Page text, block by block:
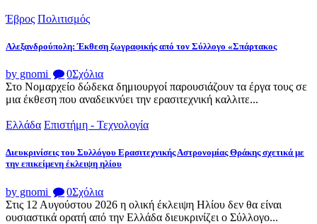
Έβρος Πολιτισμός
Αλεξανδρούπολη: Έκθεση ζωγραφικής από τον Σύλλογο «Σπάρτακος
by gnomi 0Σχόλια
Στο Νομαρχείο δώδεκα δημιουργοί παρουσιάζουν τα έργα τους σε
μια έκθεση που αναδεικνύει την ερασιτεχνική καλλιτε...
Ελλάδα Επιστήμη - Τεχνολογία
Διευκρινίσεις του Συλλόγου Ερασιτεχνικής Αστρονομίας Θράκης σχετικά με
την επικείμενη έκλειψη ηλίου
by gnomi 0Σχόλια
Στις 12 Αυγούστου 2026 η ολική έκλειψη Ηλίου δεν θα είναι
ουσιαστικά ορατή από την Ελλάδα διευκρινίζει ο Σύλλογο...